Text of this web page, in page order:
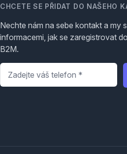
CHCETE SE PŘIDAT DO NAŠEHO
Nechte nám na sebe kontakt a my
informacemi, jak se zaregistrovat
B2M.
Telefon